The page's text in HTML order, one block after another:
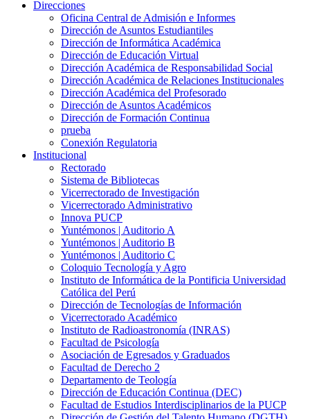
Direcciones
Oficina Central de Admisión e Informes
Dirección de Asuntos Estudiantiles
Dirección de Informática Académica
Dirección de Educación Virtual
Dirección Académica de Responsabilidad Social
Dirección Académica de Relaciones Institucionales
Dirección Académica del Profesorado
Dirección de Asuntos Académicos
Dirección de Formación Continua
prueba
Conexión Regulatoria
Institucional
Rectorado
Sistema de Bibliotecas
Vicerrectorado de Investigación
Vicerrectorado Administrativo
Innova PUCP
Yuntémonos | Auditorio A
Yuntémonos | Auditorio B
Yuntémonos | Auditorio C
Coloquio Tecnología y Agro
Instituto de Informática de la Pontificia Universidad
Católica del Perú
Dirección de Tecnologías de Información
Vicerrectorado Académico
Instituto de Radioastronomía (INRAS)
Facultad de Psicología
Asociación de Egresados y Graduados
Facultad de Derecho 2
Departamento de Teología
Dirección de Educación Continua (DEC)
Facultad de Estudios Interdisciplinarios de la PUCP